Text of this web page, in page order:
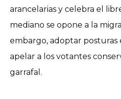
arancelarias y celebra el
mediano se opone a la
embargo, adoptar posturas
apelar a los votantes
garrafal.